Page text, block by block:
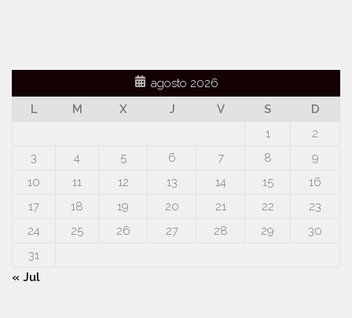
agosto 2026
L
M X J V S
D
1
2
3
4 5 6 7 8
9
10
11 12 13 14 15
16
17
18 19 20 21 22
23
24
25 26 27 28 29
30
31
« Jul